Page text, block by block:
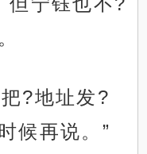
?地址发?
候再说。”